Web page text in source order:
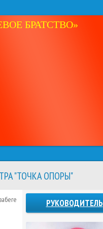
БРАТСТВО»
"ТОЧКА ОПОРЫ"
РУКОВОДИТЕЛЬ